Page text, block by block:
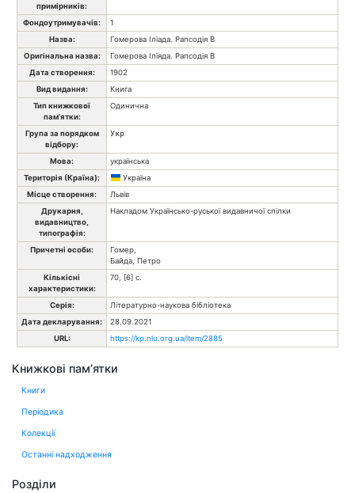
примірників:
Фондоутримувачів:
1
Назва:
Гомерова Іліада. Рапсодія В
Оригінальна назва:
Гомерова Ілїяда. Рапсодія В
Дата створення:
1902
Вид видання:
Книга
Тип книжкової
пам'ятки:
Одинична
Група за порядком
відбору:
Укр
Мова:
українська
Територія (Країна):
Україна
Місце створення:
Львів
Друкарня,
видавництво,
типографія:
Накладом Українсько-руської видавничої спілки
Причетні особи:
Гомер,
Байда, Петро
Кількісні
характеристики:
70, [6] с.
Серія:
Літературно-наукова бібліотека
Дата декларування:
28.09.2021
URL:
https://kp.nlu.org.ua/item/2885
Книжкові пам’ятки
Книги
Періодика
Колекції
Останні надходження
Розділи